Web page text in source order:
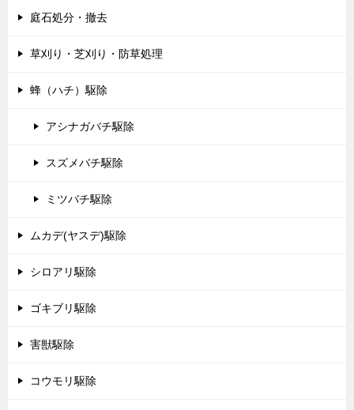
庭石処分・撤去
草刈り・芝刈り・防草処理
蜂（ハチ）駆除
アシナガバチ駆除
スズメバチ駆除
ミツバチ駆除
ムカデ(ヤスデ)駆除
シロアリ駆除
ゴキブリ駆除
害獣駆除
コウモリ駆除